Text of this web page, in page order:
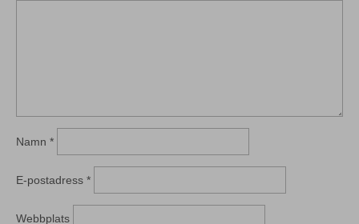
Namn *
E-postadress *
Webbplats